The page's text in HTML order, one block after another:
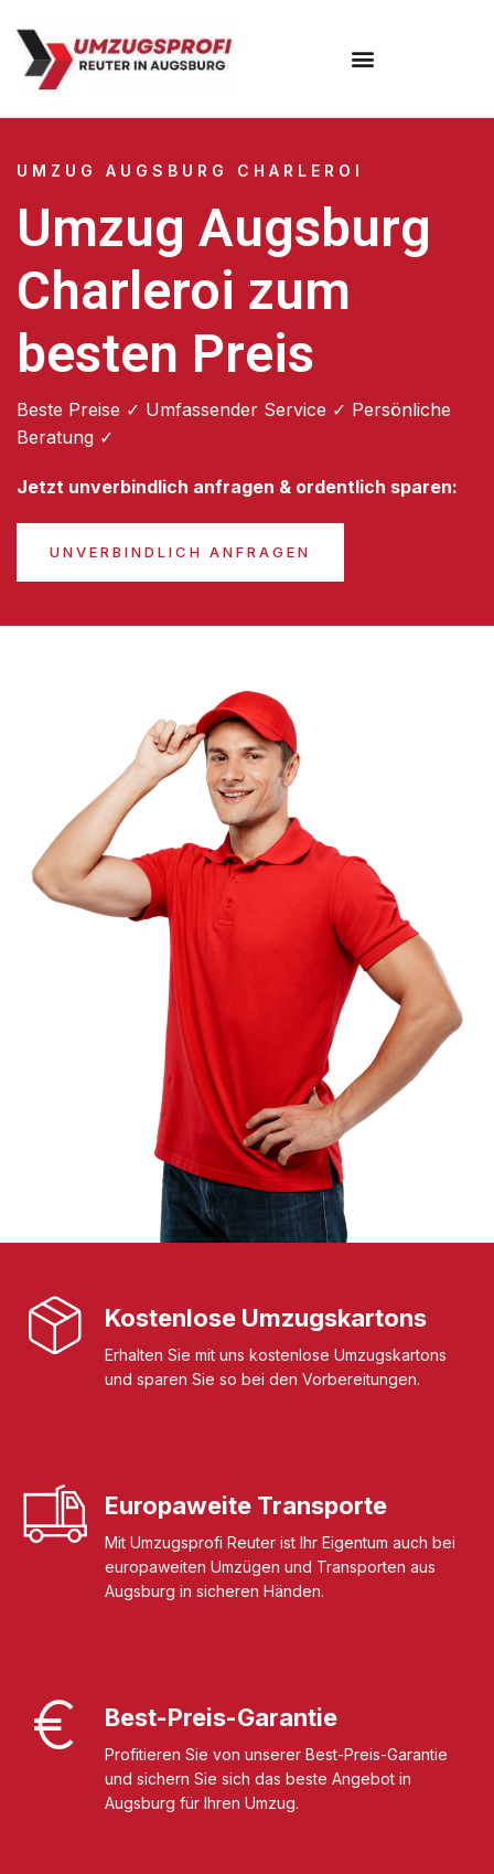
UMZUG AUGSBURG CHARLEROI
Umzug Augsburg
Charleroi zum
besten Preis
Beste Preise ✓ Umfassender Service ✓ Persönliche
Beratung ✓
Jetzt unverbindlich anfragen & ordentlich sparen:
UNVERBINDLICH ANFRAGEN
Kostenlose Umzugskartons
Erhalten Sie mit uns kostenlose Umzugskartons
und sparen Sie so bei den Vorbereitungen.
Europaweite Transporte
Mit Umzugsprofi Reuter ist Ihr Eigentum auch bei
europaweiten Umzügen und Transporten aus
Augsburg in sicheren Händen.
Best-Preis-Garantie
Profitieren Sie von unserer Best-Preis-Garantie
und sichern Sie sich das beste Angebot in
Augsburg für Ihren Umzug.